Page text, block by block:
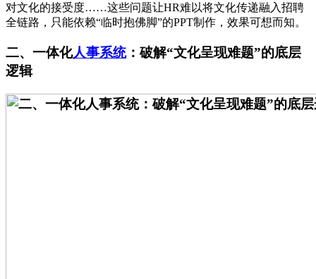
对文化的接受度……这些问题让HR难以将文化传递融入招聘
全链路，只能依赖“临时抱佛脚”的PPT制作，效果可想而知。
二、一体化人事系统：破解“文化呈现难题”的底层
逻辑